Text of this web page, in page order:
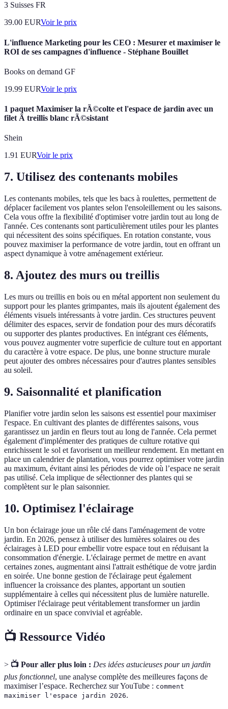
3 Suisses FR
39.00 EURVoir le prix
L'influence Marketing pour les CEO : Mesurer et maximiser le
ROI de ses campagnes d'influence - Stéphane Bouillet
Books on demand GF
19.99 EURVoir le prix
1 paquet Maximiser la rÃ©colte et l'espace de jardin avec un
filet Ã treillis blanc rÃ©sistant
Shein
1.91 EURVoir le prix
7. Utilisez des contenants mobiles
Les contenants mobiles, tels que les bacs à roulettes, permettent de
déplacer facilement vos plantes selon l'ensoleillement ou les saisons.
Cela vous offre la flexibilité d'optimiser votre jardin tout au long de
l'année. Ces contenants sont particulièrement utiles pour les plantes
qui nécessitent des soins spécifiques. En rotation constante, vous
pouvez maximiser la performance de votre jardin, tout en offrant un
aspect dynamique à votre aménagement extérieur.
8. Ajoutez des murs ou treillis
Les murs ou treillis en bois ou en métal apportent non seulement du
support pour les plantes grimpantes, mais ils ajoutent également des
éléments visuels intéressants à votre jardin. Ces structures peuvent
délimiter des espaces, servir de fondation pour des murs décoratifs
ou supporter des plantes productives. En intégrant ces éléments,
vous pouvez augmenter votre superficie de culture tout en apportant
du caractère à votre espace. De plus, une bonne structure murale
peut ajouter des ombres nécessaires pour d'autres plantes sensibles
au soleil.
9. Saisonnalité et planification
Planifier votre jardin selon les saisons est essentiel pour maximiser
l'espace. En cultivant des plantes de différentes saisons, vous
garantissez un jardin en fleurs tout au long de l'année. Cela permet
également d'implémenter des pratiques de culture rotative qui
enrichissent le sol et favorisent un meilleur rendement. En mettant en
place un calendrier de plantation, vous pourrez optimiser votre jardin
au maximum, évitant ainsi les périodes de vide où l’espace ne serait
pas utilisé. Cela implique de sélectionner des plantes qui se
complètent sur le plan saisonnier.
10. Optimisez l'éclairage
Un bon éclairage joue un rôle clé dans l'aménagement de votre
jardin. En 2026, pensez à utiliser des lumières solaires ou des
éclairages à LED pour embellir votre espace tout en réduisant la
consommation d'énergie. L'éclairage permet de mettre en avant
certaines zones, augmentant ainsi l'attrait esthétique de votre jardin
en soirée. Une bonne gestion de l'éclairage peut également
influencer la croissance des plantes, apportant un soutien
supplémentaire à celles qui nécessitent plus de lumière naturelle.
Optimiser l'éclairage peut véritablement transformer un jardin
ordinaire en un space convivial et agréable.
📺 Ressource Vidéo
> 📺 Pour aller plus loin : Des idées astucieuses pour un jardin
plus fonctionnel, une analyse complète des meilleures façons de
maximiser l’espace. Recherchez sur YouTube : comment
maximiser l'espace jardin 2026.